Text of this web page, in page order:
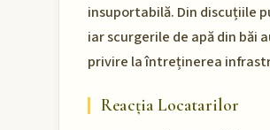
insuportabilă. Din discuțiile
iar scurgerile de apă din băi
privire la întreținerea
Reacția Locatarilor